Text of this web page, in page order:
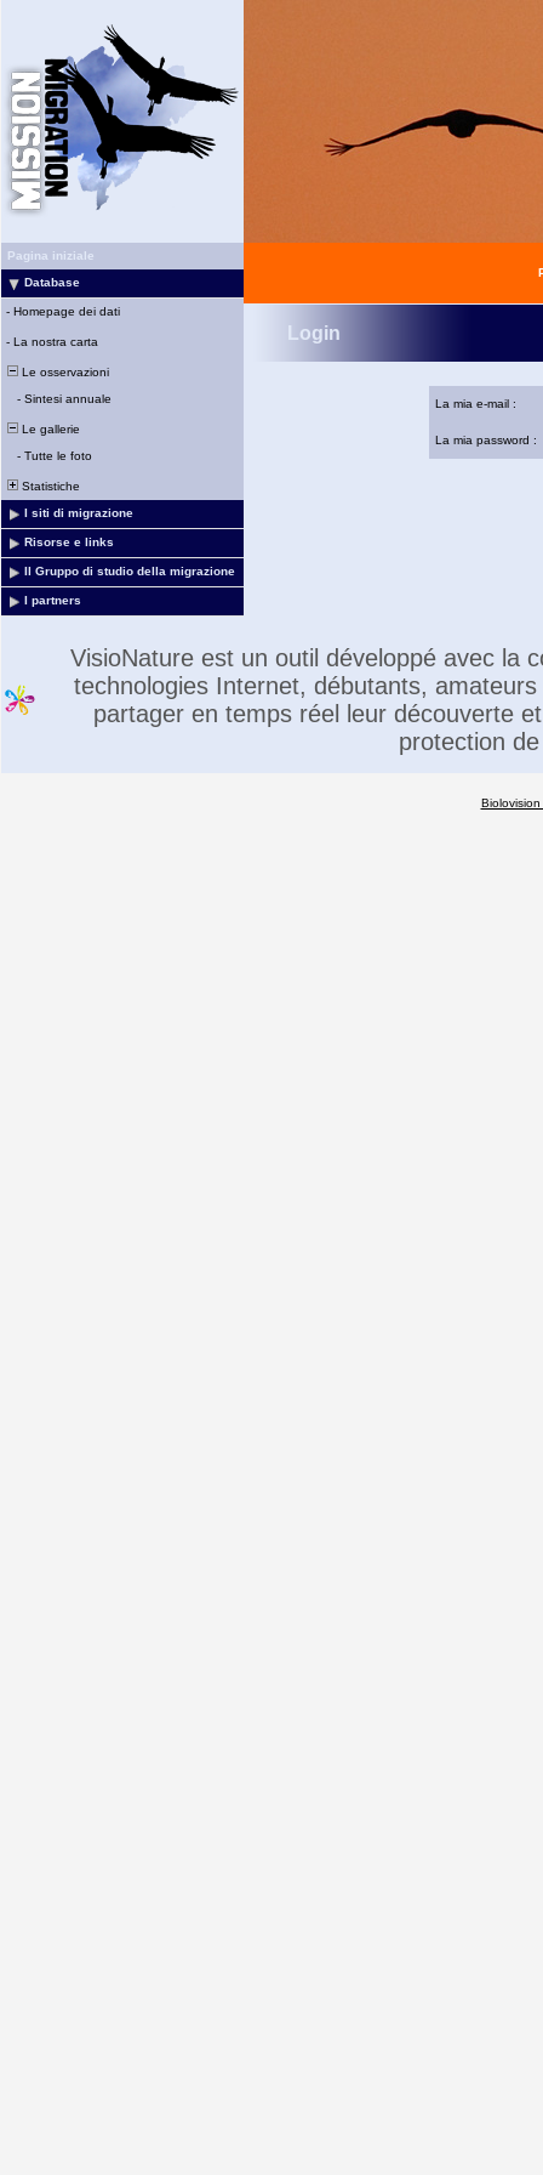
Pagina iniziale
Database
- Homepage dei dati
- La nostra carta
Le osservazioni
- Sintesi annuale
Le gallerie
- Tutte le foto
Statistiche
I siti di migrazione
Risorse e links
Il Gruppo di studio della migrazione
I partners
Login
La mia e-mail :
La mia password :
VisioNature est un outil développé avec la
technologies Internet, débutants,
partager en temps réel leur découverte
protection
Biolovision